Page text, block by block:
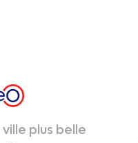
plus belle